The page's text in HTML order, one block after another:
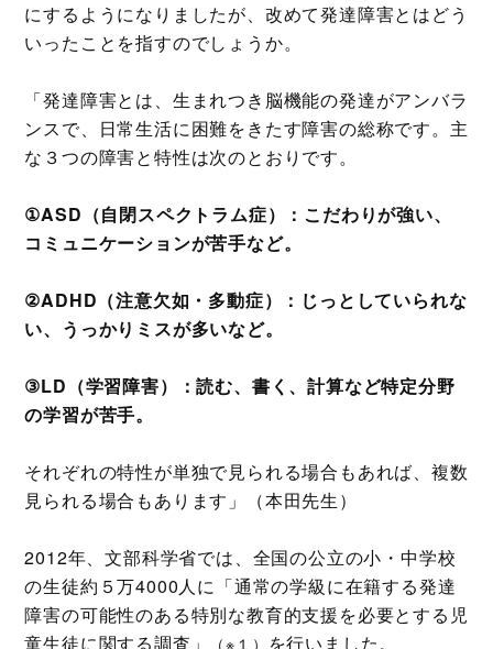
にするようになりましたが、改めて発達障害とはどう
いったことを指すのでしょうか。
「発達障害とは、生まれつき脳機能の発達がアンバラ
ンスで、日常生活に困難をきたす障害の総称です。主
な３つの障害と特性は次のとおりです。
①ASD（自閉スペクトラム症）：こだわりが強い、
コミュニケーションが苦手など。
②ADHD（注意欠如・多動症）：じっとしていられな
い、うっかりミスが多いなど。
③LD（学習障害）：読む、書く、計算など特定分野
の学習が苦手。
それぞれの特性が単独で見られる場合もあれば、複数
見られる場合もあります」（本田先生）
2012年、文部科学省では、全国の公立の小・中学校
の生徒約５万4000人に「通常の学級に在籍する発達
障害の可能性のある特別な教育的支援を必要とする児
童生徒に関する調査」
（※１） を行いました。